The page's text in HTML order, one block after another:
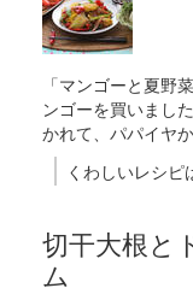
「マンゴーと夏野
ンゴーを買いまし
かれて、パパイヤ
くわしいレシ
切干大根と
ム